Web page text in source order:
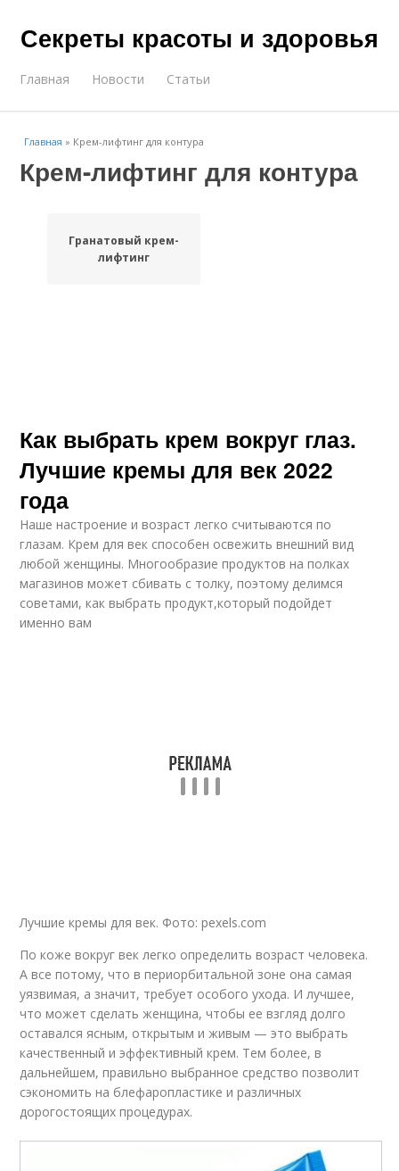
Секреты красоты и здоровья
Главная Новости Статьи
Главная » Крем-лифтинг для контура
Крем-лифтинг для контура
Гранатовый крем-
лифтинг
Как выбрать крем вокруг глаз.
Лучшие кремы для век 2022
года
Наше настроение и возраст легко считываются по
глазам. Крем для век способен освежить внешний вид
любой женщины. Многообразие продуктов на полках
магазинов может сбивать с толку, поэтому делимся
советами, как выбрать продукт,который подойдет
именно вам
Лучшие кремы для век. Фото: pexels.com
По коже вокруг век легко определить возраст человека.
А все потому, что в периорбитальной зоне она самая
уязвимая, а значит, требует особого ухода. И лучшее,
что может сделать женщина, чтобы ее взгляд долго
оставался ясным, открытым и живым — это выбрать
качественный и эффективный крем. Тем более, в
дальнейшем, правильно выбранное средство позволит
сэкономить на блефаропластике и различных
дорогостоящих процедурах.